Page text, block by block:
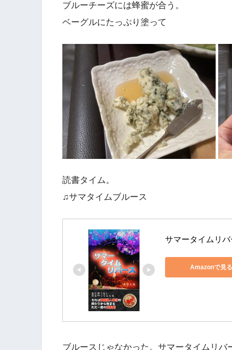
ブルーチーズには蜂蜜が合う。
ベーグルにたっぷり塗って
読書タイム。
♫サマタイムブルース
サマータイムリバ
Amazonで見る
ブルースじゃなかった。サマータイムリバ